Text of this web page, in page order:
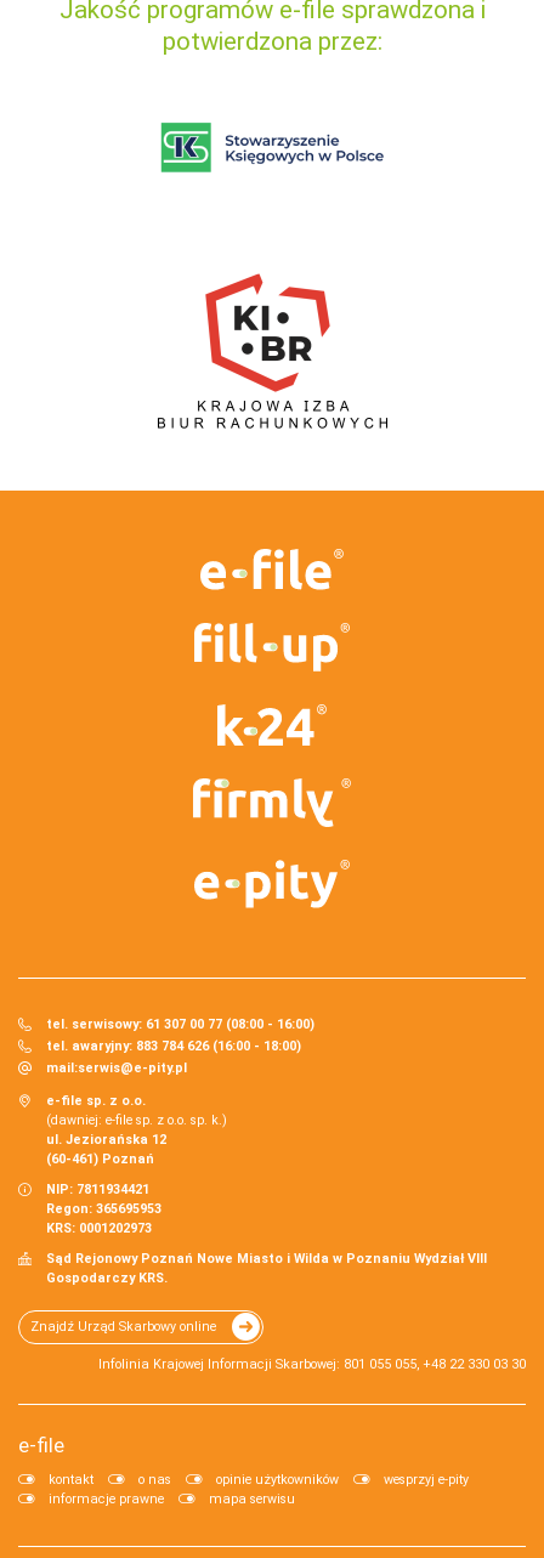
Jakość programów e-file sprawdzona i
potwierdzona przez:
tel. serwisowy: 61 307 00 77 (08:00 - 16:00)
tel. awaryjny: 883 784 626 (16:00 - 18:00)
mail:serwis@e-pity.pl
e-file sp. z o.o.
(dawniej: e-file sp. z o.o. sp. k.)
ul. Jeziorańska 12
(60-461) Poznań
NIP: 7811934421
Regon: 365695953
KRS: 0001202973
Sąd Rejonowy Poznań Nowe Miasto i Wilda w Poznaniu Wydział VIII
Gospodarczy KRS.
Znajdź Urząd Skarbowy online
Infolinia Krajowej Informacji Skarbowej: 801 055 055, +48 22 330 03 30
e-file
kontakt o nas opinie użytkowników
wesprzyj e-pity
informacje prawne
mapa serwisu